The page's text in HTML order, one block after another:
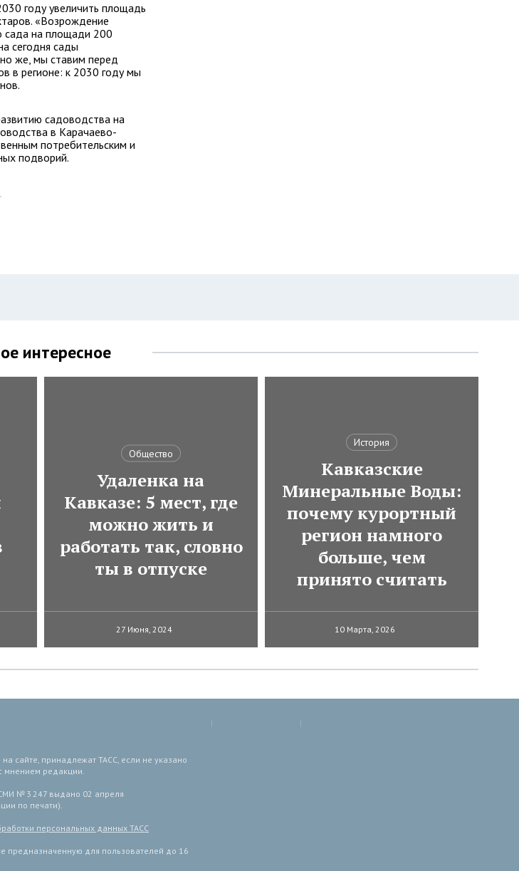
году увеличить площадь
«Возрождение
сада на площади 200
сегодня сады
же, мы ставим перед
в регионе: к 2030 году мы
садоводства на
в Карачаево-
потребительским и
подворий.
интересное
Общество
Удаленка на
Кавказе: 5 мест, где
можно жить и
работать так, словно
ты в отпуске
27 Июня, 2024
История
Кавказские
Минеральные Воды:
почему курортный
регион намного
больше, чем
принято считать
10 Марта, 2026
сайте, принадлежат ТАСС, если не указано
мнением редакции.
№ 3 247 выдано 02 апреля
по печати).
персональных данных ТАСС
предназначенную для пользователей до 16